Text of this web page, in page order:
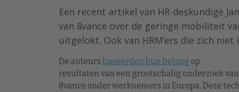
Een recent artikel van HR-deskundige
van 8vance over de geringe mobiliteit
uitgelokt. Ook van HRM’ers die zich
De auteurs baseerden hun betoog op
resultaten van een grootschalig onderzoek van
8vance onder werknemers in Europa. Deze tech